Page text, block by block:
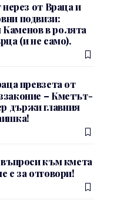
от Враца и
подвизи:
в ролята
(и не само).
превзета от
– Кметът-
държи главния
към кмета
е за отговори!